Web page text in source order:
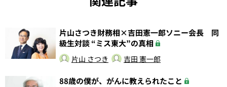
片山さつき財務相×吉田憲一郎ソニー会長 同
級生対談 “ミス東大”の真相
片山 さつき 吉田 憲一郎
88歳の僕が、がんに教えられたこと